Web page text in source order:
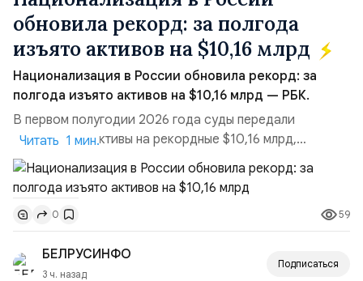
обновила рекорд: за полгода
изъято активов на $10,16 млрд
Национализация в России обновила рекорд: за
полгода изъято активов на $10,16 млрд — РБК.
В первом полугодии 2026 года суды передали
государству активы на рекордные $10,16 млрд,
подсчитали аналитики AK&M. Это в 2,5 раза больше,
чем за аналогичный период 2025 года ($3,95 млрд).
Всего зафиксировано 15 национализационных
транзакций, которые обеспечили 42,2% денежного
объёма всего российского рынка слияний и
поглощений. Крупнейшей ...
Читать 1 мин.
0 59
БЕЛРУСИНФО
3 ч. назад
Подписаться